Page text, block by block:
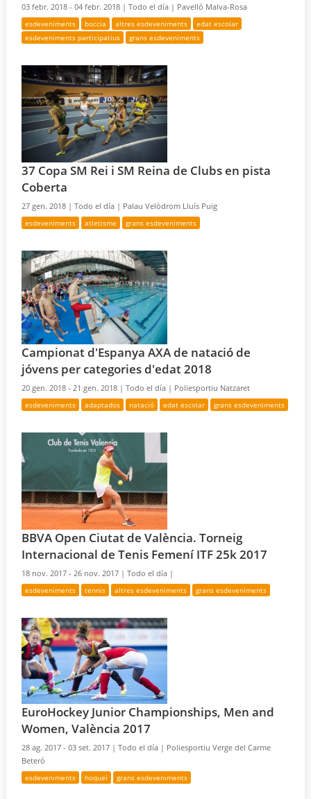
03 febr. 2018 - 04 febr. 2018 |Todo el día | Pavelló Malva-Rosa
esdeveniments boccia altres esdeveniments
edat escolar
esdeveniments participatius
grans esdeveniments
37 Copa SM Rei i SM Reina de Clubs en pista
Coberta
27 gen. 2018 |Todo el día | Palau Velòdrom Lluís Puig
esdeveniments atletisme grans esdeveniments
Campionat d'Espanya AXA de natació de
jóvens per categories d'edat 2018
20 gen. 2018 - 21 gen. 2018 |Todo el día | Poliesportiu Natzaret
esdeveniments adaptados natació edat escolar grans esdeveniments
BBVA Open Ciutat de València. Torneig
Internacional de Tenis Femení ITF 25k 2017
18 nov. 2017 - 26 nov. 2017 |Todo el día |
esdeveniments tennis altres esdeveniments grans esdeveniments
EuroHockey Junior Championships, Men and
Women, València 2017
28 ag. 2017 - 03 set. 2017 |Todo el día | Poliesportiu Verge del Carme
Beteró
esdeveniments hoquei grans esdeveniments